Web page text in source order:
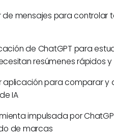
de mensajes para controlar
de ChatGPT para
resúmenes rápidos y
aplicación para comparar y
IA
impulsada por
de marcas